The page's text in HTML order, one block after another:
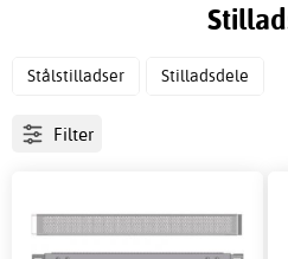
Stålstilladser Stilladsdele
Filter